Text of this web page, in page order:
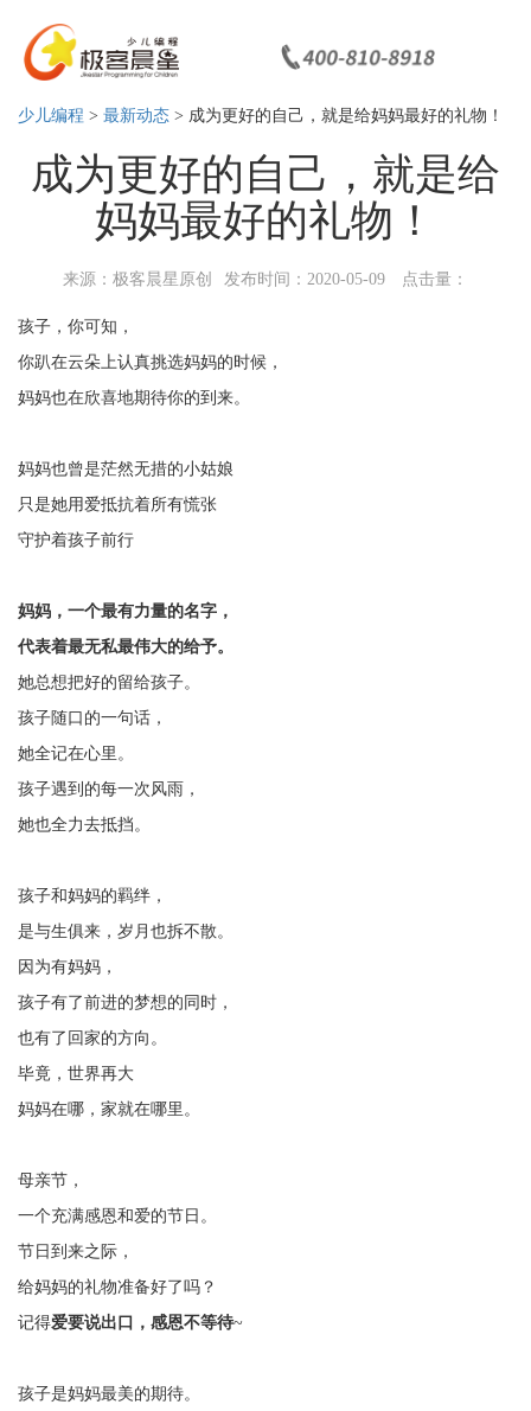
少儿编程 > 最新动态 > 成为更好的自己，就是给妈妈最好的礼物！
成为更好的自己，就是给
妈妈最好的礼物！
来源：极客晨星原创 发布时间：2020-05-09 点击量：
孩子，你可知，
你趴在云朵上认真挑选妈妈的时候，
妈妈也在欣喜地期待你的到来。
妈妈也曾是茫然无措的小姑娘
只是她用爱抵抗着所有慌张
守护着孩子前行
妈妈，一个最有力量的名字，
代表着最无私最伟大的给予。
她总想把好的留给孩子。
孩子随口的一句话，
她全记在心里。
孩子遇到的每一次风雨，
她也全力去抵挡。
孩子和妈妈的羁绊，
是与生俱来，岁月也拆不散。
因为有妈妈，
孩子有了前进的梦想的同时，
也有了回家的方向。
毕竟，世界再大
妈妈在哪，家就在哪里。
母亲节，
一个充满感恩和爱的节日。
节日到来之际，
给妈妈的礼物准备好了吗？
记得爱要说出口，感恩不等待~
孩子是妈妈最美的期待。